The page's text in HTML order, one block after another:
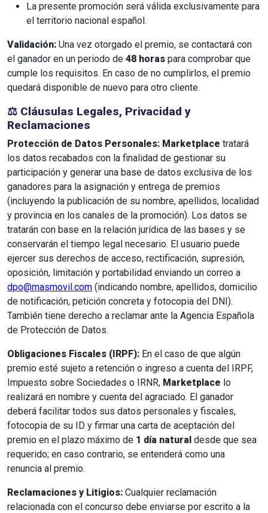
La presente promoción será válida exclusivamente para
el territorio nacional español.
Validación: Una vez otorgado el premio, se contactará con
el ganador en un periodo de 48 horas para comprobar que
cumple los requisitos. En caso de no cumplirlos, el premio
quedará disponible de nuevo para otro cliente.
⚖️ Cláusulas Legales, Privacidad y
Reclamaciones
Protección de Datos Personales: Marketplace tratará
los datos recabados con la finalidad de gestionar su
participación y generar una base de datos exclusiva de los
ganadores para la asignación y entrega de premios
(incluyendo la publicación de su nombre, apellidos, localidad
y provincia en los canales de la promoción). Los datos se
tratarán con base en la relación jurídica de las bases y se
conservarán el tiempo legal necesario. El usuario puede
ejercer sus derechos de acceso, rectificación, supresión,
oposición, limitación y portabilidad enviando un correo a
dpo@masmovil.com (indicando nombre, apellidos, domicilio
de notificación, petición concreta y fotocopia del DNI).
También tiene derecho a reclamar ante la Agencia Española
de Protección de Datos.
Obligaciones Fiscales (IRPF): En el caso de que algún
premio esté sujeto a retención o ingreso a cuenta del IRPF,
Impuesto sobre Sociedades o IRNR, Marketplace lo
realizará en nombre y cuenta del agraciado. El ganador
deberá facilitar todos sus datos personales y fiscales,
fotocopia de su ID y firmar una carta de aceptación del
premio en el plazo máximo de 1 día natural desde que sea
requerido; en caso contrario, se entenderá como una
renuncia al premio.
Reclamaciones y Litigios: Cualquier reclamación
relacionada con el concurso debe enviarse por escrito a la